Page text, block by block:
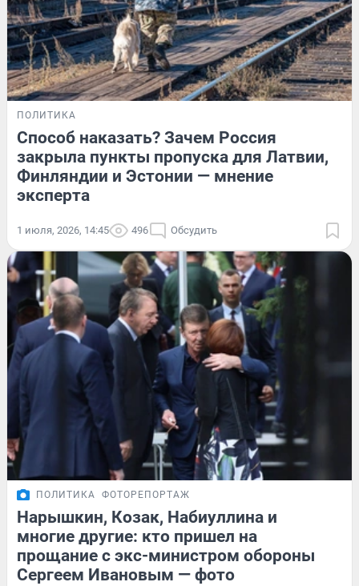
ПОЛИТИКА
Способ наказать? Зачем Россия
закрыла пункты пропуска для Латвии,
Финляндии и Эстонии — мнение
эксперта
1 июля, 2026, 14:45 496 Обсудить
ПОЛИТИКА ФОТОРЕПОРТАЖ
Нарышкин, Козак, Набиуллина и
многие другие: кто пришел на
прощание с экс-министром обороны
Сергеем Ивановым — фото